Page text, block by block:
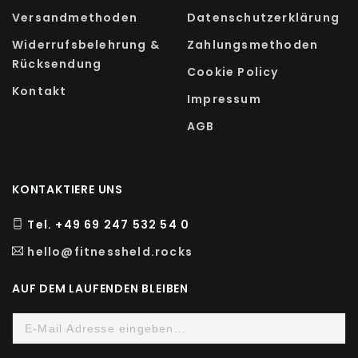
Magnesium schützt.
Daher gilt Magnesiumbisglycinat als besonders
gut verträglich und verursacht im Vergleich zu
anderen Magnesiumverbindungen nur selten
Durchfall. Zudem kann das Magnesium dank der
ZUTATEN
Nahrungsergänzungsmittel mit Magnesium
Magnesiumbisglycinat, Reismehl,
Überzugsmittel: Hydroxypropylmethylcellulose
(pflanzliche Kapselhülle), Magnesiumcarbonat,
Versandmethoden
Widerrufsbelehrung &
Rücksendung
Kontakt
Datenschutzerklärung
Zahlungsmethoden
Cookie Policy
Impressum
AGB
KONTAKTIERE UNS
Tel. +49 69 247 532 54 0
hello@fitnessheld.rocks
AUF DEM LAUFENDEN BLEIBEN